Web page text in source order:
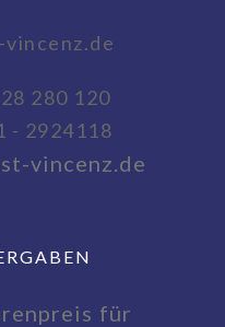
280 120
- 2924118
vincenz.de
für